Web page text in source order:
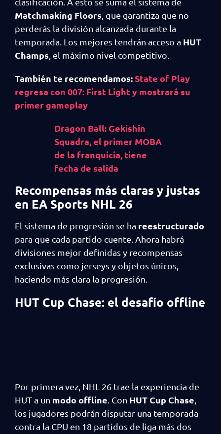
Matchmaking Floors , que garantiza que no
perderás la división alcanzada durante la
temporada. Los mejores tendrán acceso a HUT
Champs , el máximo nivel competitivo.
También te recomendamos:State of Play
regresa con 007: First Light y mostrará su
primer gameplay
Dragon Ball: Gekishin
Squadra, el primer MOBA
de la franquicia, tiene
fecha de salida
Recompensas más claras y justas
en EA Sports NHL 26
El sistema de progresión se ha reestructurado
para que cada partido cuente. Ahora habrá
divisiones mejor definidas y recompensas
exclusivas como jerseys y objetos únicos,
haciendo más clara la progresión.
HUT Cup Chase: el desafío offline
Por primera vez, NHL 26 trae la experiencia de
HUT a un modo offline . Con HUT Cup Chase
los jugadores podrán disputar una temporada
contra la CPU en 18 partidos de liga más dos